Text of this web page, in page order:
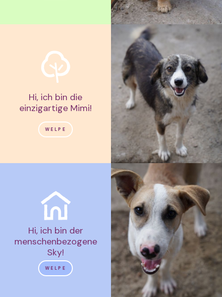
Hi, ich bin die
einzigartige Mimi!
WELPE
Hi, ich bin der
menschenbezogene
Sky!
WELPE